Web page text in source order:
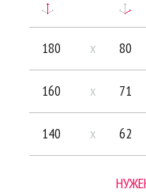
180 x 80
160 x 71
140 x 62